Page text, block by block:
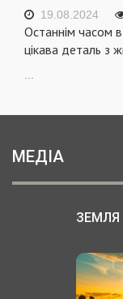
19.08.2024
Останнім часом в
цікава деталь з
МЕДІА
ЗЕМЛЯ